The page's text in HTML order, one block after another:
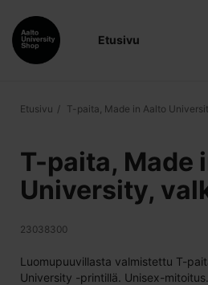
Etusivu
Etusivu T-paita, Made in Aalto
T-paita, Made
University,
23038300
Luomupuuvillasta valmistettu T-
University -printillä. Unisex-mitoitus.